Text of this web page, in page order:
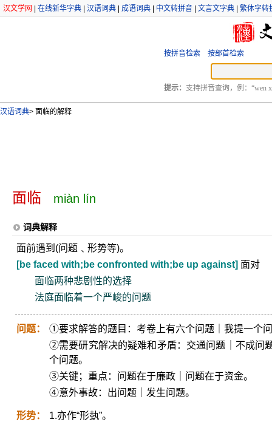
汉文学网 在线新华字典 汉语词典 成语词典 中文转拼音 文言文字典 繁体字转
按拼音检索 按部首检索
提示： 支持拼音查询，例：“wen
汉语词典> 面临的解释
面临 miàn lín
词典解释
面前遇到(问题﹑形势等)。
[be faced with;be confronted with;be up against] 面对
面临两种悲剧性的选择
法庭面临着一个严峻的问题
问题：
①要求解答的题目：考卷上有六个问题｜我提一个
②需要研究解决的疑难和矛盾：交通问题｜不成问
个问题。
③关键；重点：问题在于廉政｜问题在于资金。
④意外事故：出问题｜发生问题。
形势：
1.亦作“形埶”。